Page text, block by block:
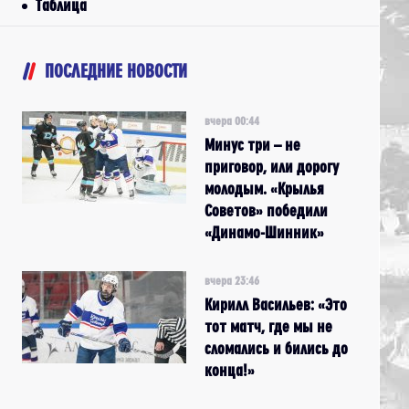
Таблица
ПОСЛЕДНИЕ НОВОСТИ
вчера 00:44
Минус три – не
приговор, или дорогу
молодым. «Крылья
Советов» победили
«Динамо-Шинник»
вчера 23:46
Кирилл Васильев: «Это
тот матч, где мы не
сломались и бились до
конца!»